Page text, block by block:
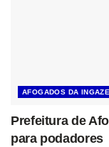
AFOGADOS DA
Prefeitura de
para podadores